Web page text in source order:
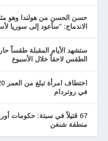
حسن الحسن من هولندا وهو
الاندماج: “سأعود إلى سوريا
ستشهد الأيام المقبلة طقساً
الطقس لاحقاً خلال الأسبوع
في روتردام
67 قتيلاً في سبتة: حكومات
منطقة شنغن